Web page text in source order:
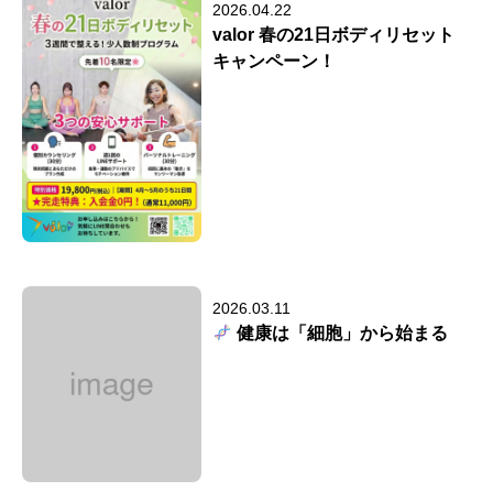
2026.04.22
valor 春の21日ボディリセット
キャンペーン！
2026.03.11
健康は「細胞」から始まる